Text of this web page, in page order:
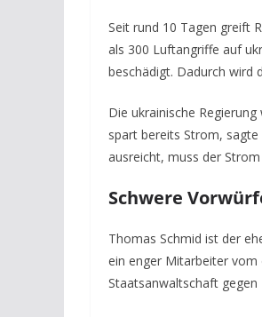
Seit rund 10 Tagen greift
als 300 Luftangriffe auf
beschädigt. Dadurch wird
Die ukrainische
spart bereits Strom,
ausreicht, muss der
Schwere
Thomas Schmid ist der
ein enger Mitarbeiter vom
Staatsanwaltschaft gegen